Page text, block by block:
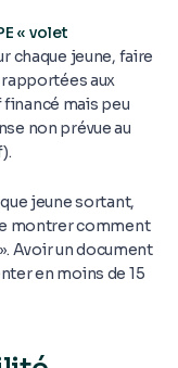
« volet
chaque jeune, faire
aux
mais peu
non prévue au
jeune sortant,
montrer comment
Avoir un document
en moins de 15